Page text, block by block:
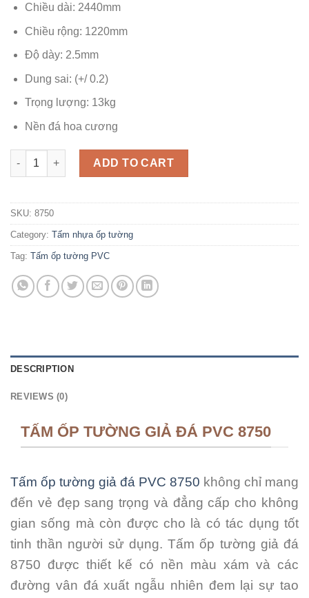
Chiều dài: 2440mm
Chiều rộng: 1220mm
Độ dày: 2.5mm
Dung sai: (+/ 0.2)
Trọng lượng: 13kg
Nền đá hoa cương
Tấm ốp tường giả đá PVC 8750 quantity
ADD TO CART
SKU: 8750
Category: Tấm nhựa ốp tường
Tag: Tấm ốp tường PVC
DESCRIPTION
REVIEWS (0)
TẤM ỐP TƯỜNG GIẢ ĐÁ PVC 8750
Tấm ốp tường giả đá PVC 8750 không chỉ mang
đến vẻ đẹp sang trọng và đẳng cấp cho không
gian sống mà còn được cho là có tác dụng tốt
tinh thần người sử dụng. Tấm ốp tường giả đá
8750 được thiết kế có nền màu xám và các
đường vân đá xuất ngẫu nhiên đem lại sự tao